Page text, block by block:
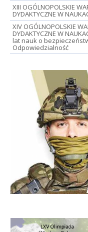
XIII OGÓLNOPOLSKIE
DYDAKTYCZNE W
XIV OGÓLNOPOLSKIE
DYDAKTYCZNE W
lat nauk o
Odpowiedzialność